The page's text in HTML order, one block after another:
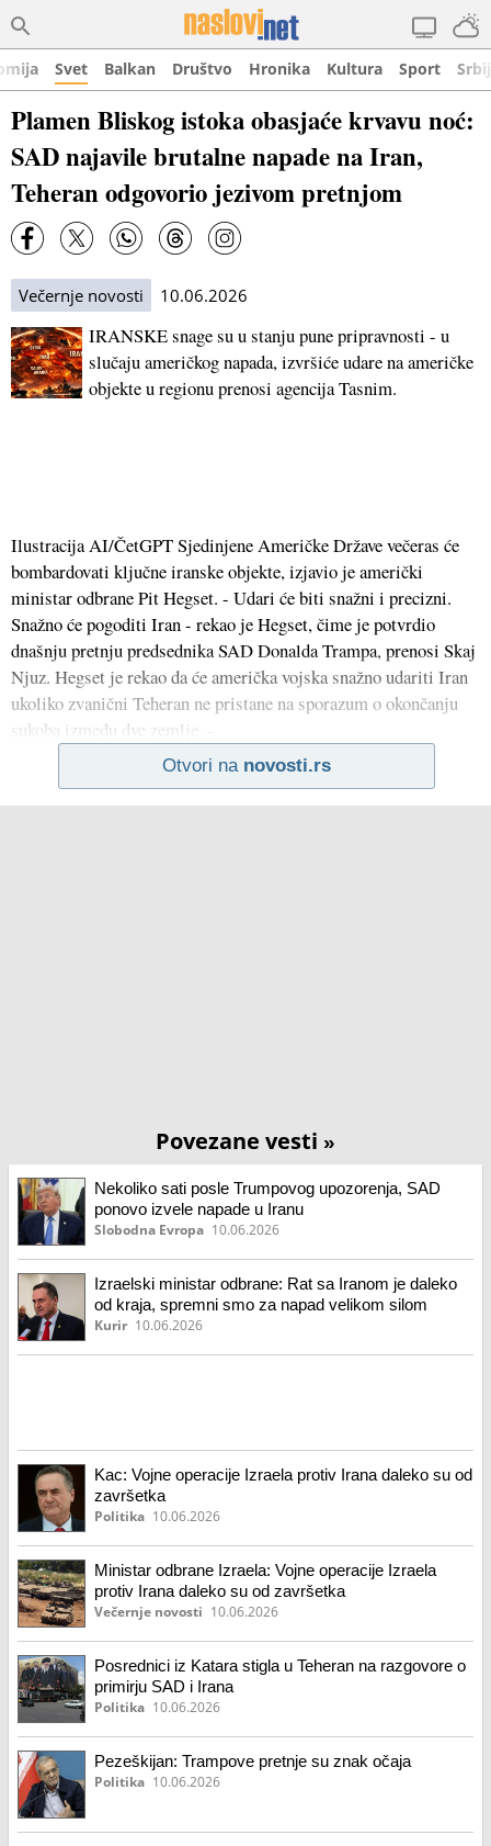
Svet Balkan Društvo Hronika Kultura Sport
Plamen Bliskog istoka obasjaće krvavu noć:
SAD najavile brutalne napade na Iran,
Teheran odgovorio jezivom pretnjom
Večernje novosti 10.06.2026
IRANSKE snage su u stanju pune pripravnosti - u
slučaju američkog napada, izvršiće udare na američke
objekte u regionu prenosi agencija Tasnim.
Ilustracija AI/ČetGPT Sjedinjene Američke Države večeras će
bombardovati ključne iranske objekte, izjavio je američki
ministar odbrane Pit Hegset. - Udari će biti snažni i precizni.
Snažno će pogoditi Iran - rekao je Hegset, čime je potvrdio
dnašnju pretnju predsednika SAD Donalda Trampa, prenosi Skaj
Njuz. Hegset je rekao da će američka vojska snažno udariti Iran
ukoliko zvanični Teheran ne pristane na sporazum o okončanju
sukoba između dve zemlje. -
Otvori na novosti.rs
Povezane vesti »
Nekoliko sati posle Trumpovog upozorenja, SAD
ponovo izvele napade u Iranu
Slobodna Evropa 10.06.2026
Izraelski ministar odbrane: Rat sa Iranom je daleko
od kraja, spremni smo za napad velikom silom
Kurir 10.06.2026
Kac: Vojne operacije Izraela protiv Irana daleko su od
završetka
Politika 10.06.2026
Ministar odbrane Izraela: Vojne operacije Izraela
protiv Irana daleko su od završetka
Večernje novosti 10.06.2026
Posrednici iz Katara stigla u Teheran na razgovore o
primirju SAD i Irana
Politika 10.06.2026
Pezeškijan: Trampove pretnje su znak očaja
Politika 10.06.2026